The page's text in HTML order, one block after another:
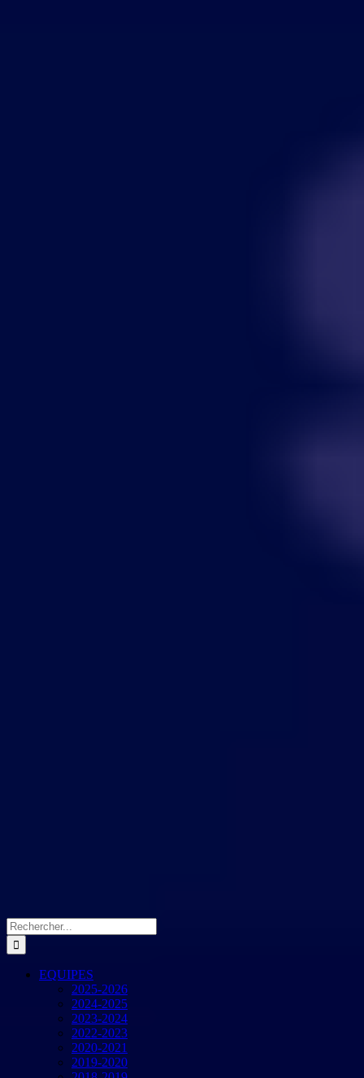
Rechercher:
EQUIPES
2025-2026
2024-2025
2023-2024
2022-2023
2020-2021
2019-2020